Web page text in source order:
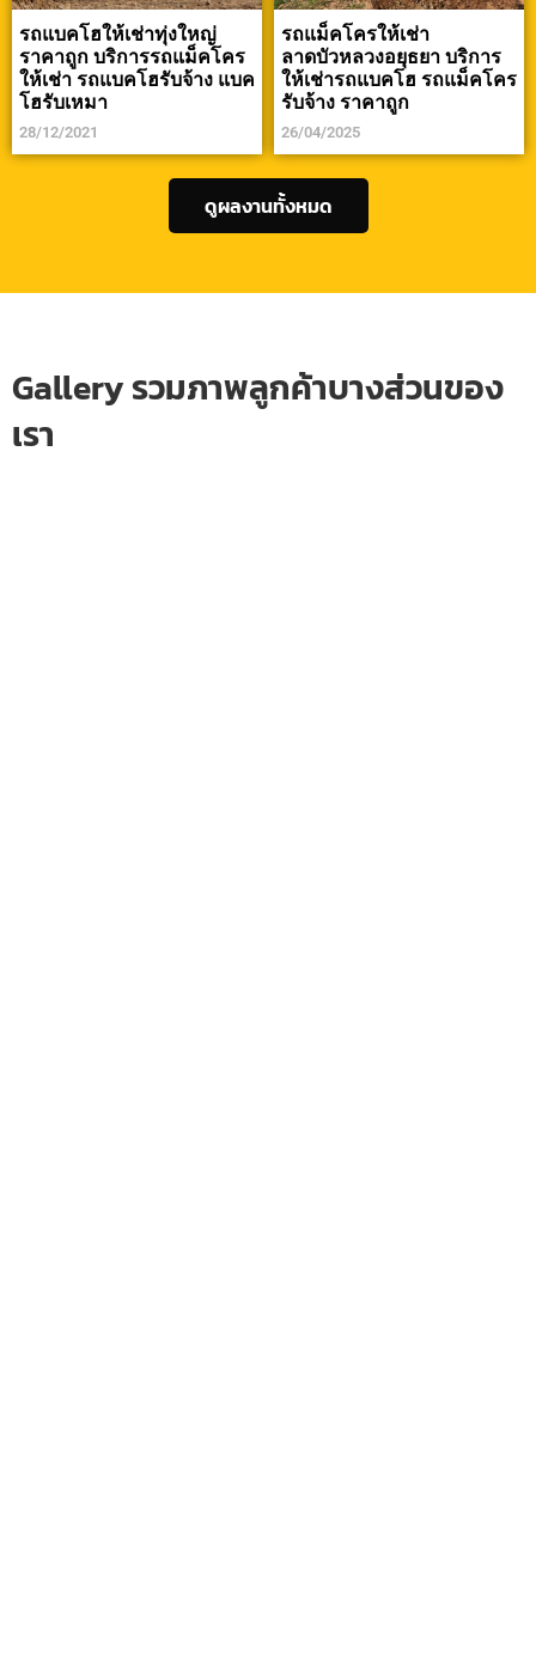
รถแบคโฮให้เช่าทุ่งใหญ่
ราคาถูก บริการรถแม็คโคร
ให้เช่า รถแบคโฮรับจ้าง แบค
โฮรับเหมา
28/12/2021
รถแม็คโครให้เช่า
ลาดบัวหลวงอยุธยา บริการ
ให้เช่ารถแบคโฮ รถแม็คโคร
รับจ้าง ราคาถูก
26/04/2025
ดูผลงานทั้งหมด
Gallery รวมภาพลูกค้าบางส่วนของ
เรา